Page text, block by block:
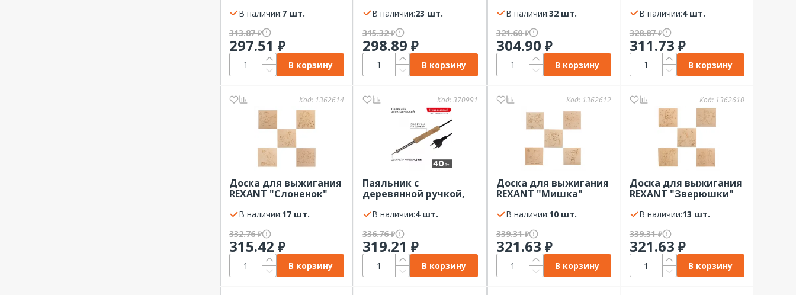
металл REXANT
В наличии:
7 шт.
313.87₽
297.51 ₽
В корзину
В наличии:
23 шт.
315.32₽
298.89₽
В корзину
В наличии:
32 шт.
321.60₽
304.90 ₽
В корзину
230В, блистер
PROconnect
В наличии:
4 шт.
328.87₽
311.73 ₽
В корзину
Код: 1362614
Доска для выжигания
REXANT "Слоненок"
В наличии:
17 шт.
332.76₽
315.42 ₽
В корзину
Код:370991
Паяльник с
деревянной ручкой,
230В, блистер
В наличии:
4 шт.
336.76₽
319.21₽
В корзину
Код: 1362612
Доска для выжигания
REXANT "Мишка"
В наличии:
10 шт.
339.31₽
321.63 ₽
В корзину
Код: 1362610
Доска для выжигания
REXANT "Зверюшки"
В наличии:
13 шт.
339.31₽
321.63 ₽
В корзину